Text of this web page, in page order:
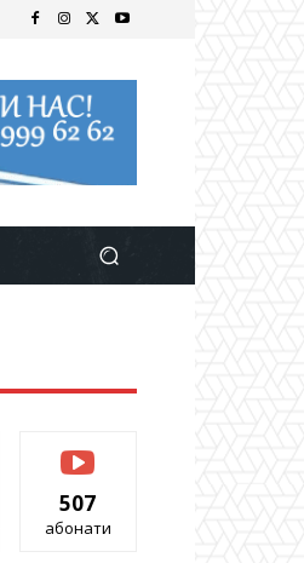
507
абонати